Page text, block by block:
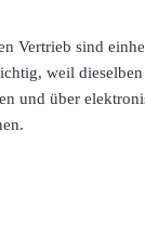
Vertrieb sind
weil dieselben
und über